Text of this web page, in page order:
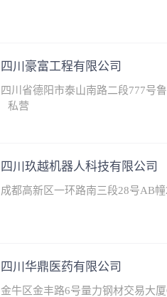
四川豪富工程有限公司
四川省德阳市泰山南路二段777号
私营
四川玖越机器人科技有限公司
成都高新区一环路南三段28号AB
四川华鼎医药有限公司
金牛区金丰路6号量力钢材交易大